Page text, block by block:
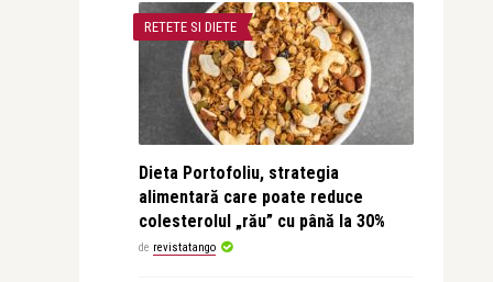
RETETE SI DIETE
Dieta Portofoliu, strategia
alimentară care poate reduce
colesterolul „rău” cu până la 30%
de revistatango